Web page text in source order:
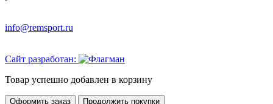
info@remsport.ru
Сайт разработан:
Товар успешно добавлен в корзину
Оформить заказ Продолжить покупки